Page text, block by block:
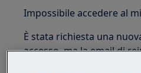
Impossibile accedere al
È stata richiesta una
accesso, ma la email di